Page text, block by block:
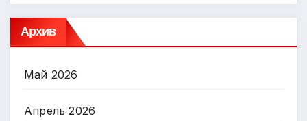
Архив
Май 2026
Апрель 2026